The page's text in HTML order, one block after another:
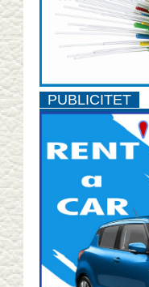
PUBLICITET